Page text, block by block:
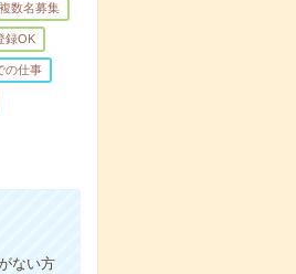
複数名募集
録OK
の仕事
ない方